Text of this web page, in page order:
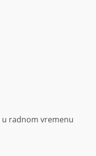
radnom vremenu